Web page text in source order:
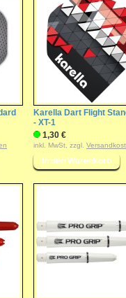
Karella Dart Flight
- XT-1
1,30 €
inkl. MwSt, zzgl.